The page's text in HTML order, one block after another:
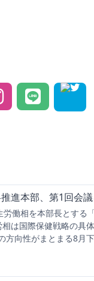
推進本部、第1回会
働相を本部長とする
は国際保健戦略の具
方向性がまとまる8月